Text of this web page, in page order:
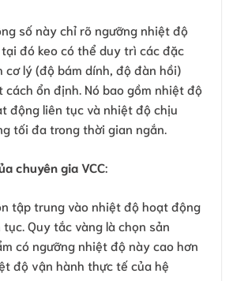
số này chỉ rõ ngưỡng nhiệt độ
tại đó keo có thể duy trì các đặc
cơ lý (độ bám dính, độ đàn hồi)
cách ổn định. Nó bao gồm nhiệt độ
động liên tục và nhiệt độ chịu
tối đa trong thời gian ngắn.
chuyên gia VCC:
tập trung vào nhiệt độ hoạt động
tục. Quy tắc vàng là chọn sản
có ngưỡng nhiệt độ này cao hơn
độ vận hành thực tế của hệ